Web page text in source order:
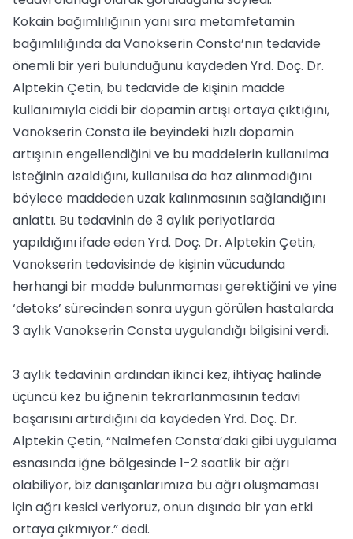
Kokain bağımlılığının yanı sıra metamfetamin
bağımlılığında da Vanokserin Consta’nın tedavide
önemli bir yeri bulunduğunu kaydeden Yrd. Doç. Dr.
Alptekin Çetin, bu tedavide de kişinin madde
kullanımıyla ciddi bir dopamin artışı ortaya çıktığını,
Vanokserin Consta ile beyindeki hızlı dopamin
artışının engellendiğini ve bu maddelerin kullanılma
isteğinin azaldığını, kullanılsa da haz alınmadığını
böylece maddeden uzak kalınmasının sağlandığını
anlattı. Bu tedavinin de 3 aylık periyotlarda
yapıldığını ifade eden Yrd. Doç. Dr. Alptekin Çetin,
Vanokserin tedavisinde de kişinin vücudunda
herhangi bir madde bulunmaması gerektiğini ve yine
‘detoks’ sürecinden sonra uygun görülen hastalarda
3 aylık Vanokserin Consta uygulandığı bilgisini verdi.
3 aylık tedavinin ardından ikinci kez, ihtiyaç halinde
üçüncü kez bu iğnenin tekrarlanmasının tedavi
başarısını artırdığını da kaydeden Yrd. Doç. Dr.
Alptekin Çetin, “Nalmefen Consta’daki gibi uygulama
esnasında iğne bölgesinde 1-2 saatlik bir ağrı
olabiliyor, biz danışanlarımıza bu ağrı oluşmaması
için ağrı kesici veriyoruz, onun dışında bir yan etki
ortaya çıkmıyor.” dedi.